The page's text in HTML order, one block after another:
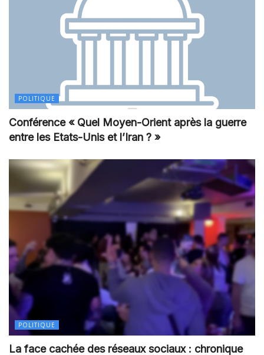
POLITIQUE
Conférence « Quel Moyen-Orient après la guerre
entre les Etats-Unis et l’Iran ? »
POLITIQUE
La face cachée des réseaux sociaux : chronique